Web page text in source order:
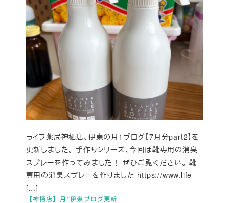
【神栖店】月1伊東ブログ更新
ライフ薬局神栖店、伊東の月1ブログ【7月分part2】を
更新しました。 手作りシリーズ、今回は靴専用の消臭
スプレーを作ってみました！ ぜひご覧ください。 靴
専用の消臭スプレーを作りました https://www.life
[…]